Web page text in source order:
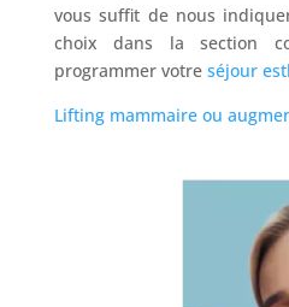
vous suffit de nous
choix dans la section
programmer votre séjour
Lifting mammaire ou